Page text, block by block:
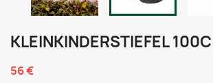
KLEINKINDERSTIEFEL
56 €